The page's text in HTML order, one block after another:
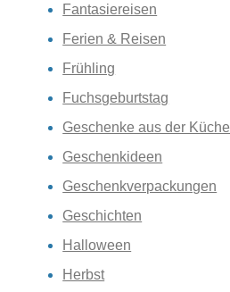
Fantasiereisen
Ferien & Reisen
Frühling
Fuchsgeburtstag
Geschenke aus der Küche
Geschenkideen
Geschenkverpackungen
Geschichten
Halloween
Herbst